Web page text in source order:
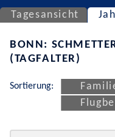
Tagesansicht
BONN:
(TAGFALTER)
Sortierung: